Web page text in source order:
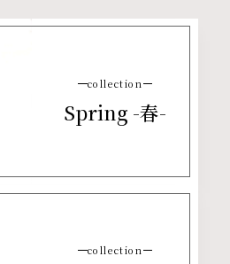
collection
Spring -春-
collection